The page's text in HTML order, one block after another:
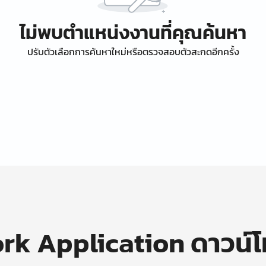
ไม่พบตำแหน่งงานที่คุณค้นหา
ปรับตัวเลือกการค้นหาใหม่หรือตรวจสอบตัวสะกดอีกครั้ง
Application ดาวน์